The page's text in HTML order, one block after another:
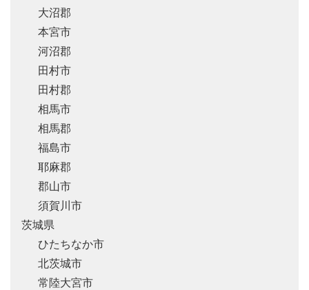
大沼郡
本宮市
河沼郡
田村市
田村郡
相馬市
相馬郡
福島市
耶麻郡
郡山市
須賀川市
茨城県
ひたちなか市
北茨城市
常陸大宮市